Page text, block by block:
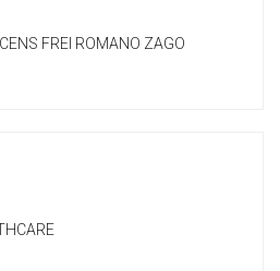
FREI ROMANO ZAGO